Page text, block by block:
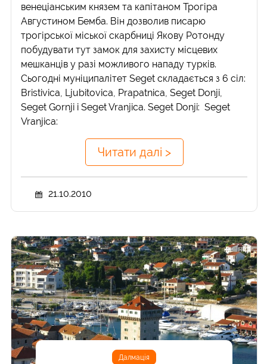
венеціанським князем та капітаном Трогіра
Августином Бемба. Він дозволив писарю
трогірської міської скарбниці Якову Ротонду
побудувати тут замок для захисту місцевих
мешканців у разі можливого нападу турків.
Сьогодні муніципалітет Seget складається з 6 сіл:
Bristivica, Ljubitovica, Prapatnica, Seget Donji,
Seget Gornji i Seget Vranjica. Seget Donji: Seget
Vranjica:
Читати далі >
21.10.2010
Далмація